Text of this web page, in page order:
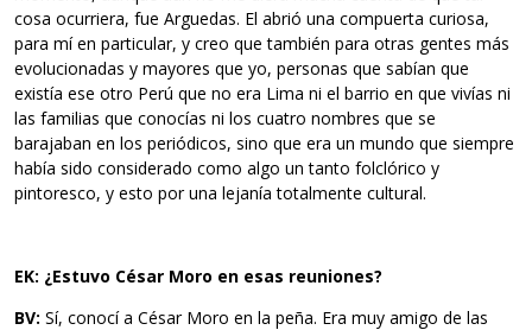
cosa ocurriera, fue Arguedas. El abrió una compuerta curiosa,
para mí en particular, y creo que también para otras gentes más
evolucionadas y mayores que yo, personas que sabían que
existía ese otro Perú que no era Lima ni el barrio en que vivías ni
las familias que conocías ni los cuatro nombres que se
barajaban en los periódicos, sino que era un mundo que siempre
había sido considerado como algo un tanto folclórico y
pintoresco, y esto por una lejanía totalmente cultural.
EK: ¿Estuvo César Moro en esas reuniones?
BV: Sí, conocí a César Moro en la peña. Era muy amigo de las